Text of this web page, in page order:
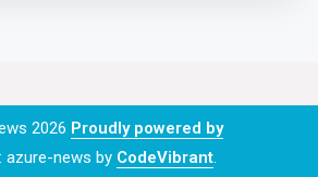
2026 Proudly powered by
azure-news by CodeVibrant.